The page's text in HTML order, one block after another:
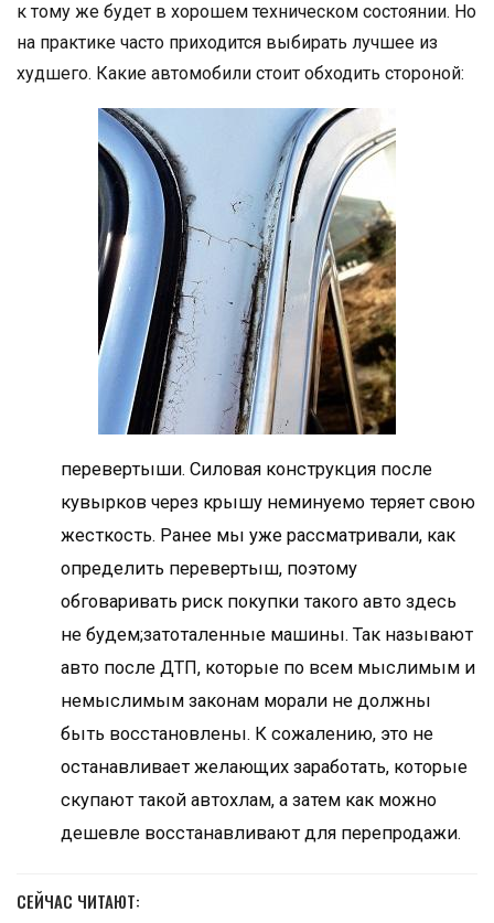
к тому же будет в хорошем техническом состоянии. Но
на практике часто приходится выбирать лучшее из
худшего. Какие автомобили стоит обходить стороной:
перевертыши. Силовая конструкция после
кувырков через крышу неминуемо теряет свою
жесткость. Ранее мы уже рассматривали, как
определить перевертыш, поэтому
обговаривать риск покупки такого авто здесь
не будем;затоталенные машины. Так называют
авто после ДТП, которые по всем мыслимым и
немыслимым законам морали не должны
быть восстановлены. К сожалению, это не
останавливает желающих заработать, которые
скупают такой автохлам, а затем как можно
дешевле восстанавливают для перепродажи.
СЕЙЧАС ЧИТАЮТ: